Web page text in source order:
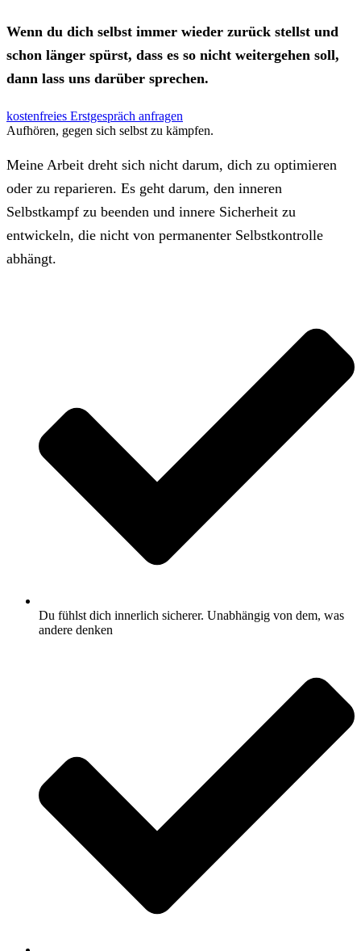
Wenn du dich selbst immer wieder zurück stellst und
schon länger spürst, dass es so nicht weitergehen soll,
dann lass uns darüber sprechen.
kostenfreies Erstgespräch anfragen
Aufhören, gegen sich selbst zu kämpfen.
Meine Arbeit dreht sich nicht darum, dich zu optimieren
oder zu reparieren. Es geht darum, den inneren
Selbstkampf zu beenden und innere Sicherheit zu
entwickeln, die nicht von permanenter Selbstkontrolle
abhängt.
Du fühlst dich innerlich sicherer. Unabhängig von dem, was
andere denken